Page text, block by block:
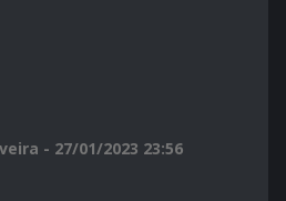
- 27/01/2023 23:56